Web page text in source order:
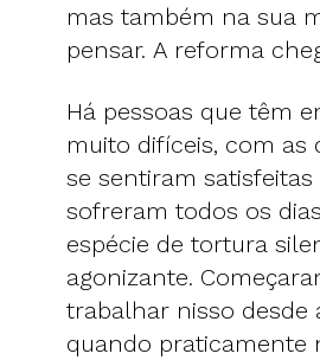
mas também na sua
pensar. A reforma
Há pessoas que têm
muito difíceis, com as
se sentiram satisfeitas
sofreram todos os
espécie de tortura
agonizante.
trabalhar nisso desde
quando praticamente